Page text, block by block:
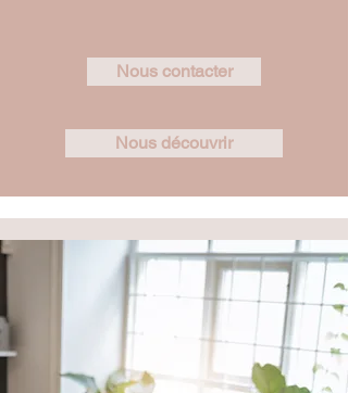
Nous contacter
Nous découvrir